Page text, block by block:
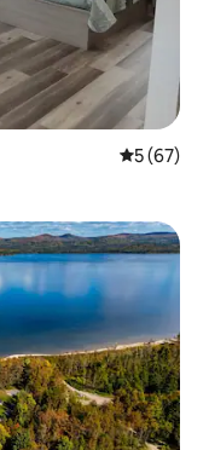
5 (67)